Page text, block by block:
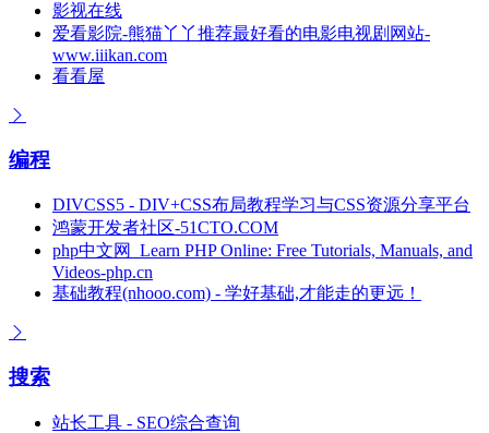
影视在线
爱看影院-熊猫丫丫推荐最好看的电影电视剧网站-
www.iiikan.com
看看屋
编程
DIVCSS5 - DIV+CSS布局教程学习与CSS资源分享平台
鸿蒙开发者社区-51CTO.COM
php中文网_Learn PHP Online: Free Tutorials, Manuals, and
Videos-php.cn
基础教程(nhooo.com) - 学好基础,才能走的更远！
搜索
站长工具 - SEO综合查询